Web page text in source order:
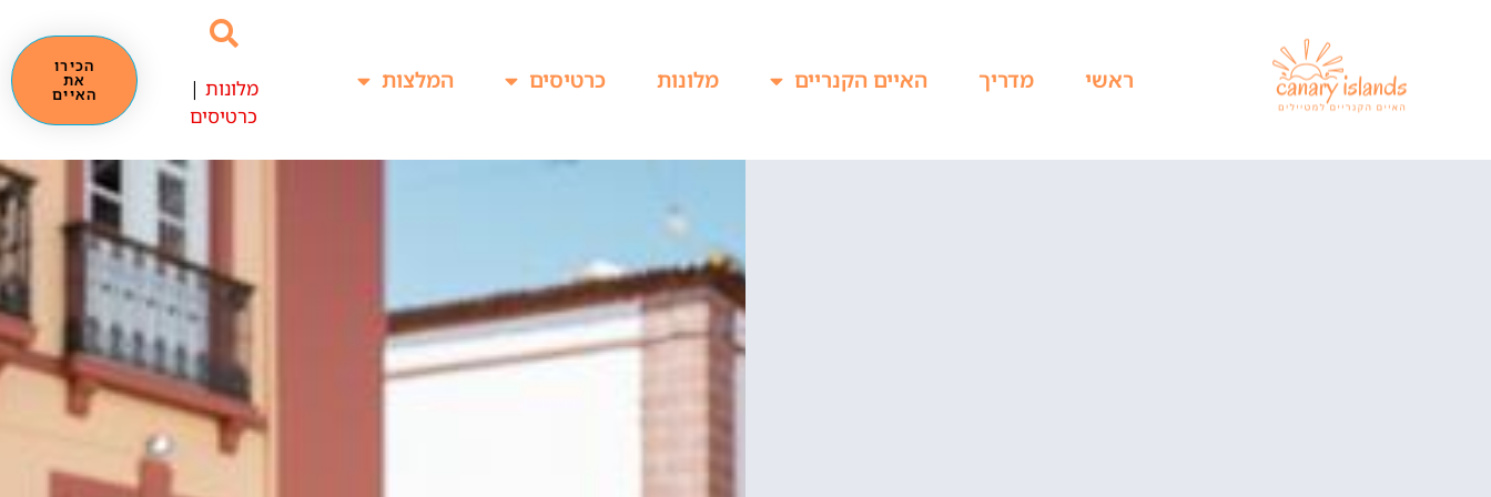
ראשי מדריך האיים הקנריים מלונות כרטיסים המלצות מלונות |
כרטיסים
הכירו
את
האיים